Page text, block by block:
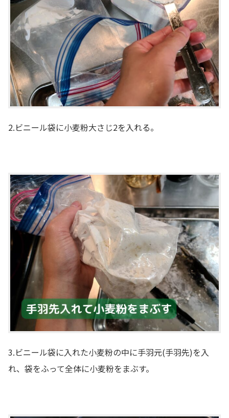
2.ビニール袋に小麦粉大さじ2を入れる。
3.ビニール袋に入れた小麦粉の中に手羽元(手羽先)を入
れ、袋をふって全体に小麦粉をまぶす。